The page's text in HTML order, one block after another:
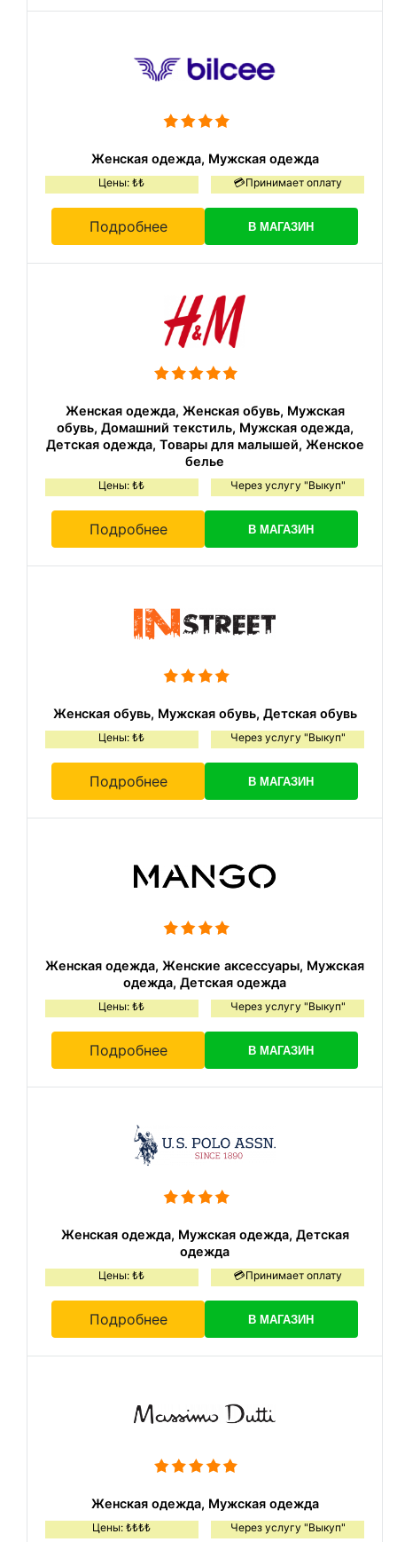
Женская одежда, Мужская одежда
Цены: ₺₺ 💳Принимает оплату
Подробнее В МАГАЗИН
Женская одежда, Женская обувь, Мужская
обувь, Домашний текстиль, Мужская одежда,
Детская одежда, Товары для малышей, Женское
белье
Цены: ₺₺ Через услугу "Выкуп"
Подробнее В МАГАЗИН
Женская обувь, Мужская обувь, Детская обувь
Цены: ₺₺ Через услугу "Выкуп"
Подробнее В МАГАЗИН
Женская одежда, Женские аксессуары, Мужская
одежда, Детская одежда
Цены: ₺₺ Через услугу "Выкуп"
Подробнее В МАГАЗИН
Женская одежда, Мужская одежда, Детская
одежда
Цены: ₺₺ 💳Принимает оплату
Подробнее В МАГАЗИН
Женская одежда, Мужская одежда
Цены: ₺₺₺₺ Через услугу "Выкуп"